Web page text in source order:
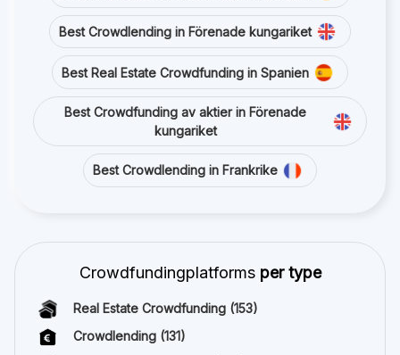
Best Crowdlending in Förenade kungariket
Best Real Estate Crowdfunding in Spanien
Best Crowdfunding av aktier in Förenade
kungariket
Best Crowdlending in Frankrike
Crowdfundingplatforms per type
Real Estate Crowdfunding (153)
Crowdlending (131)